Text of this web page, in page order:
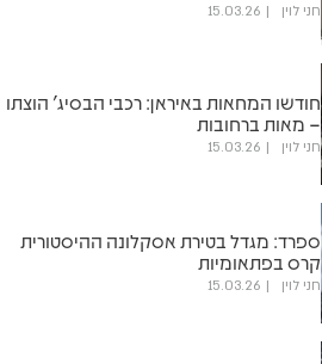
חני לוין 15.03.26
חודשו המחאות באיראן: רכבי הבסיג' הוצתו
– מאות ברחובות
חני לוין 15.03.26
ספרד: מגדל בטירת אסקלונה ההיסטורית
קרס בפתאומיות
חני לוין 15.03.26